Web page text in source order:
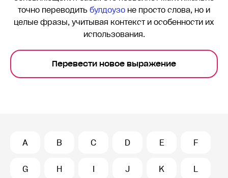
точно переводить булдоузо не просто слова, но и
целые фразы, учитывая контекст и особенности их
использования.
Перевести новое выражение
A B C D E F
G H I J K L